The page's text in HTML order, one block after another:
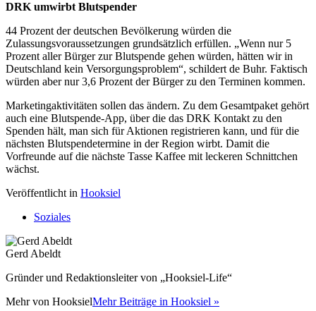
DRK umwirbt Blutspender
44 Prozent der deutschen Bevölkerung würden die
Zulassungsvoraussetzungen grundsätzlich erfüllen. „Wenn nur 5
Prozent aller Bürger zur Blutspende gehen würden, hätten wir in
Deutschland kein Versorgungsproblem“, schildert de Buhr. Faktisch
würden aber nur 3,6 Prozent der Bürger zu den Terminen kommen.
Marketingaktivitäten sollen das ändern. Zu dem Gesamtpaket gehört
auch eine Blutspende-App, über die das DRK Kontakt zu den
Spenden hält, man sich für Aktionen registrieren kann, und für die
nächsten Blutspendetermine in der Region wirbt. Damit die
Vorfreunde auf die nächste Tasse Kaffee mit leckeren Schnittchen
wächst.
Veröffentlicht in Hooksiel
Soziales
Gerd Abeldt
Gründer und Redaktionsleiter von „Hooksiel-Life“
Mehr von HooksielMehr Beiträge in Hooksiel »